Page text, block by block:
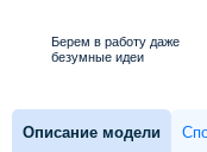
Берем в работу даже
безумные идеи
Описание модели